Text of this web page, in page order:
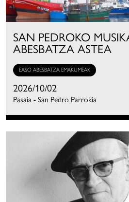
SAN PEDROKO
ABESBATZA ASTEA
EASO ABESBATZA EMAKUMEAK
2026/10/02
Pasaia - San Pedro Parrokia